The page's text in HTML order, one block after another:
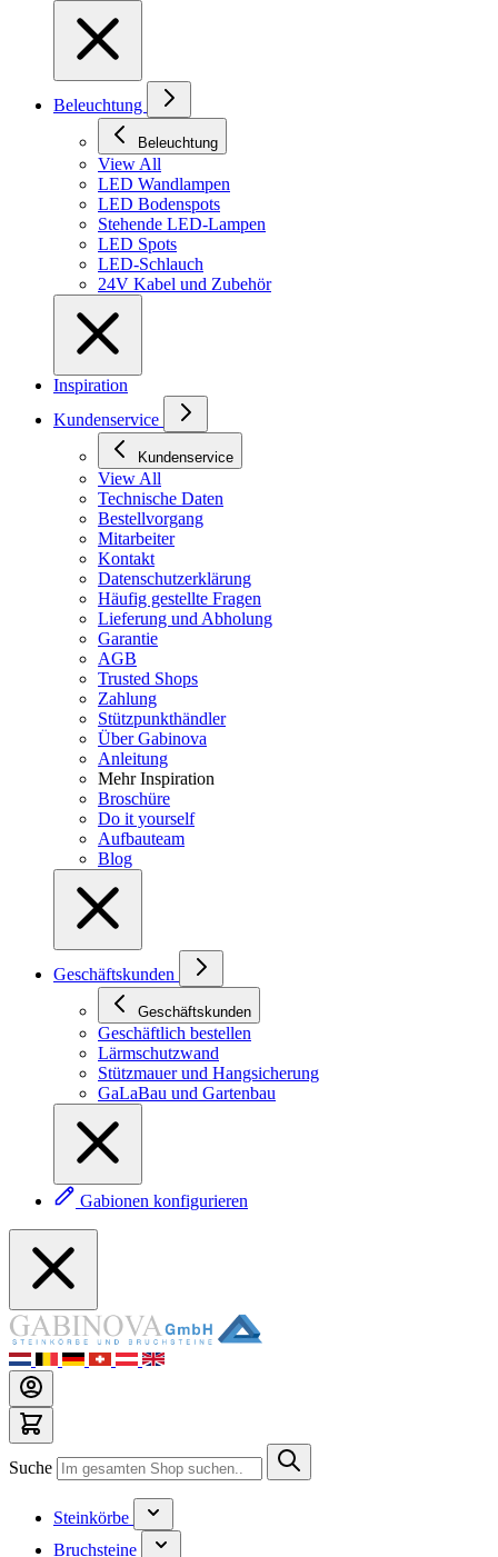
Beleuchtung
Beleuchtung
View All
LED Wandlampen
LED Bodenspots
Stehende LED-Lampen
LED Spots
LED-Schlauch
24V Kabel und Zubehör
Inspiration
Kundenservice
Kundenservice
View All
Technische Daten
Bestellvorgang
Mitarbeiter
Kontakt
Datenschutzerklärung
Häufig gestellte Fragen
Lieferung und Abholung
Garantie
AGB
Trusted Shops
Zahlung
Stützpunkthändler
Über Gabinova
Anleitung
Mehr Inspiration
Broschüre
Do it yourself
Aufbauteam
Blog
Geschäftskunden
Geschäftskunden
Geschäftlich bestellen
Lärmschutzwand
Stützmauer und Hangsicherung
GaLaBau und Gartenbau
Gabionen konfigurieren
Suche
Steinkörbe
Bruchsteine